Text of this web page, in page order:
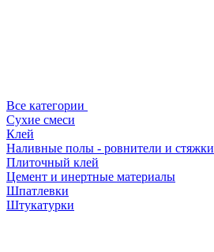
Все категории
Сухие смеси
Клей
Наливные полы - ровнители и стяжки
Плиточный клей
Цемент и инертные материалы
Шпатлевки
Штукатурки